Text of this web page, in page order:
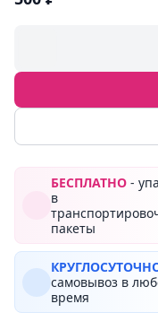
БЕСПЛАТНО -
в
пакеты
самовывоз в
время